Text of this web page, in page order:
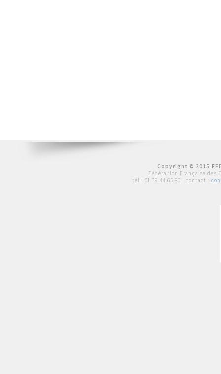
Copyright © 2015
Fédération Française des
tél : 01 39 44 65 80 | contact :